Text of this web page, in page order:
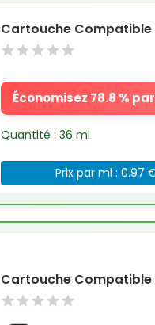
Cartouche Compatible
Économisez 78.8 %
Quantité : 36 ml
Prix par ml : 0.97
Cartouche Compatible